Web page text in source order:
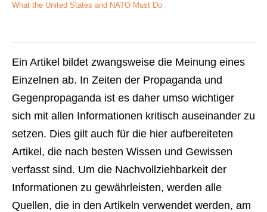
What the United States and NATO Must Do
Ein Artikel bildet zwangsweise die Meinung eines
Einzelnen ab. In Zeiten der Propaganda und
Gegenpropaganda ist es daher umso wichtiger
sich mit allen Informationen kritisch auseinander zu
setzen. Dies gilt auch für die hier aufbereiteten
Artikel, die nach besten Wissen und Gewissen
verfasst sind. Um die Nachvollziehbarkeit der
Informationen zu gewährleisten, werden alle
Quellen, die in den Artikeln verwendet werden, am